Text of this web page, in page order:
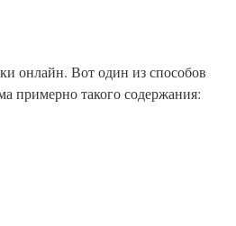
онлайн. Вот один из способов
примерно такого содержания: